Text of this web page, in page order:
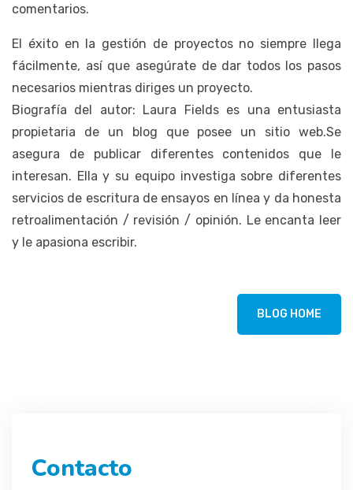
comentarios.
El éxito en la gestión de proyectos no siempre llega
fácilmente, así que asegúrate de dar todos los pasos
necesarios mientras diriges un proyecto.
Biografía del autor: Laura Fields es una entusiasta
propietaria de un blog que posee un sitio web.Se
asegura de publicar diferentes contenidos que le
interesan. Ella y su equipo investiga sobre diferentes
servicios de escritura de ensayos en línea y da honesta
retroalimentación / revisión / opinión. Le encanta leer
y le apasiona escribir.
BLOG HOME
Contacto